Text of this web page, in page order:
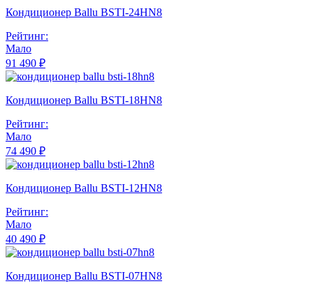
Кондиционер Ballu BSTI-24HN8
Рейтинг:
Мало
91 490 ₽
Кондиционер Ballu BSTI-18HN8
Рейтинг:
Мало
74 490 ₽
Кондиционер Ballu BSTI-12HN8
Рейтинг:
Мало
40 490 ₽
Кондиционер Ballu BSTI-07HN8